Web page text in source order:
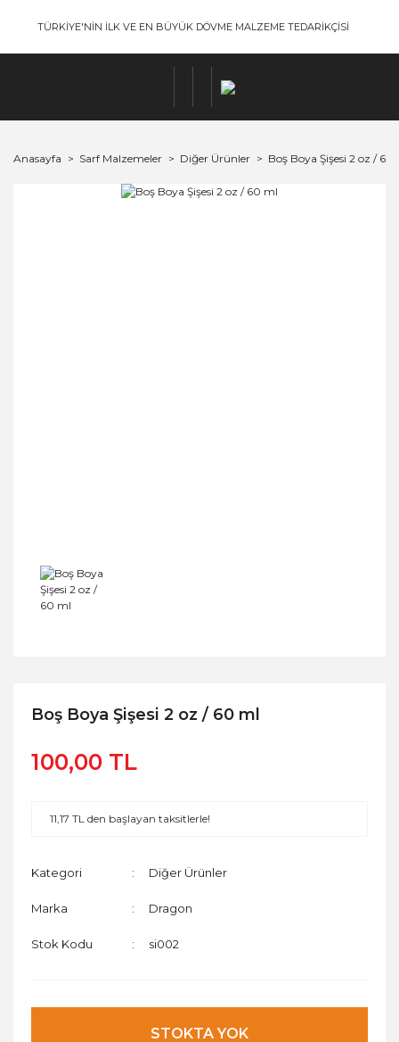
TÜRKİYE'NİN İLK VE EN BÜYÜK DÖVME MALZEME TEDARİKÇİSİ
Anasayfa Sarf Malzemeler Diğer Ürünler Boş Boya Şişesi 2 oz / 60
Boş Boya Şişesi 2 oz / 60 ml
100,00 TL
11,17 TL den başlayan taksitlerle!
Kategori Diğer Ürünler
Marka Dragon
Stok Kodu si002
STOKTA YOK